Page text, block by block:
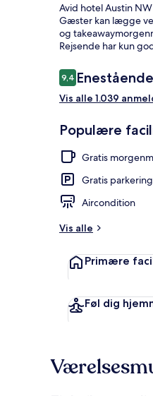
Avid hotel Austin
Gæster kan lægge
og
Rejsende har kun
Anmeldelser
9,49,4 ud af 10.
Enestående
Vis alle 1.039
Populære
Gratis
Gratis parkering
Aircondition
Vis alle
Primære
Føl dig